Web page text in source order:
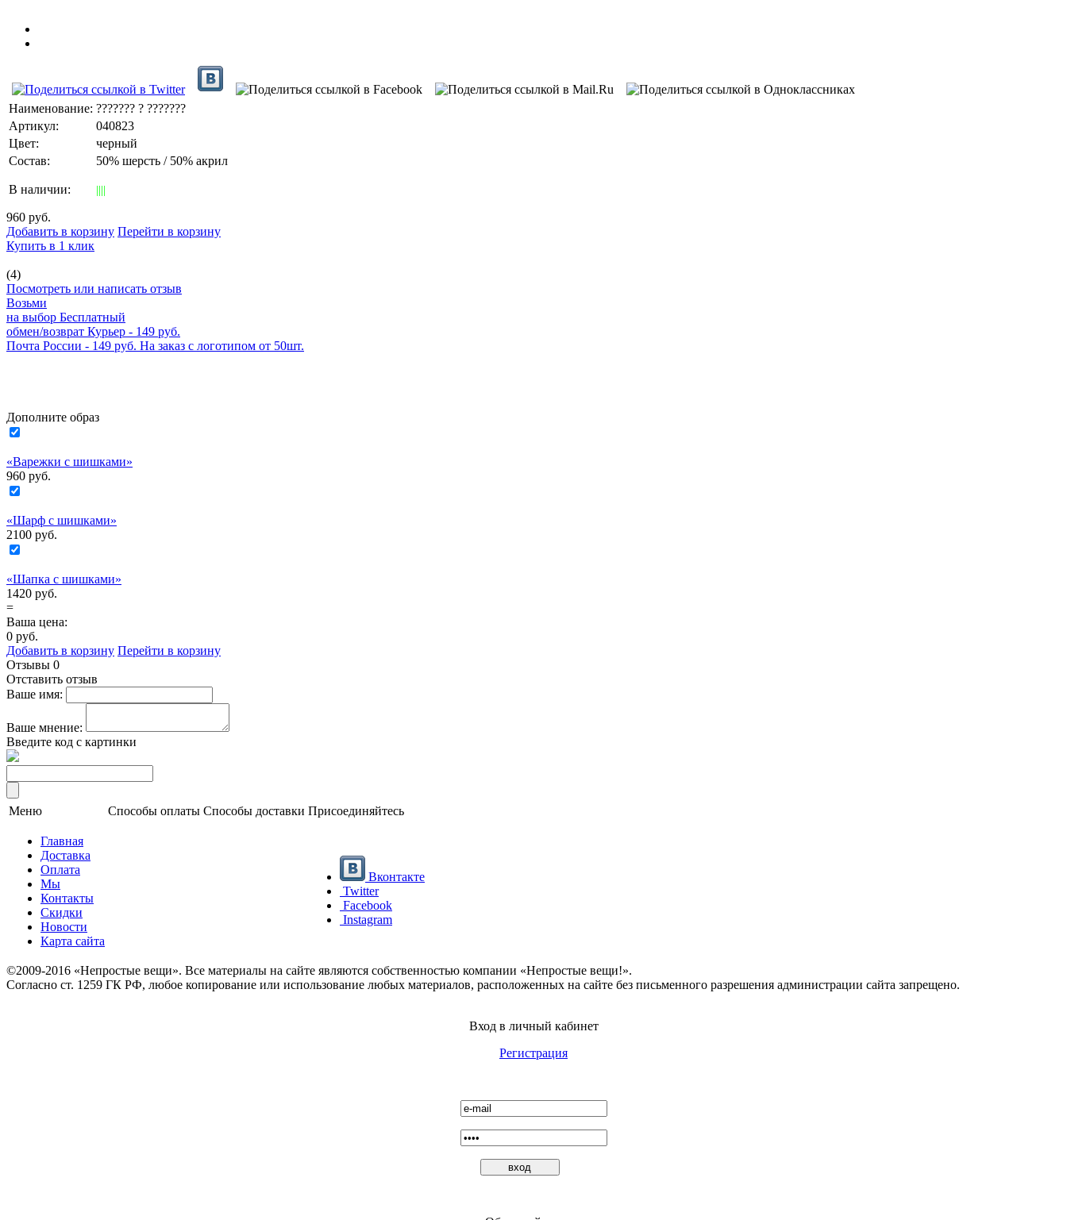
Наименование: ??????? ? ???????
Артикул:
040823
Цвет:
черный
Состав:
50% шерсть / 50% акрил
В наличии: ||||
960 руб.
Добавить в корзину Перейти в корзину
Купить в 1 клик
(4)
Посмотреть или написать отзыв
Возьми
на выбор Бесплатный
обмен/возврат Курьер - 149 руб.
Почта России - 149 руб. На заказ с логотипом от 50шт.
Дополните образ
«Варежки с шишками»
960 руб.
«Шарф с шишками»
2100 руб.
«Шапка с шишками»
1420 руб.
=
Ваша цена:
0 руб.
Добавить в корзину Перейти в корзину
Отзывы 0
Отставить отзыв
Ваше имя:
Ваше мнение:
Введите код с картинки
Меню Способы оплаты Способы доставки Присоединяйтесь
Главная
Доставка
Оплата
Мы
Контакты
Скидки
Новости
Карта сайта
Вконтакте
Twitter
Facebook
Instagram
©2009-2016 «Непростые вещи». Все материалы на сайте являются собственностью компании «Непростые вещи!».
Согласно ст. 1259 ГК РФ, любое копирование или использование любых материалов, расположенных на сайте без письменного разрешения администрации сайта запрещено.
Вход в личный кабинет
Регистрация